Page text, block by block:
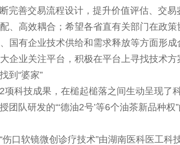
完善交易流程设计，提升价值评估、交
、高效耦合；希望各省直有关部门在政
国有企业技术供给和需求释放等方面形
企业关注平台，积极在平台上寻找技术方
到“婆家”
科技成果，在槌起槌落之间生动呈现了
团队研发的“‘德油2号’等6个油茶新品种
口软镜微创诊疗技术”由湖南医科医工科